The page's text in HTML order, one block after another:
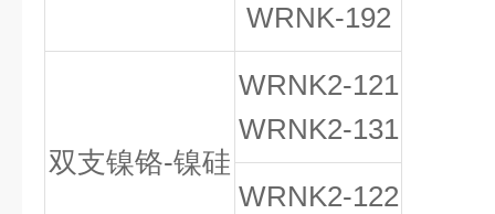
WRNK-192
双支镍铬-镍硅
WRNK2-121
WRNK2-131
WRNK2-122